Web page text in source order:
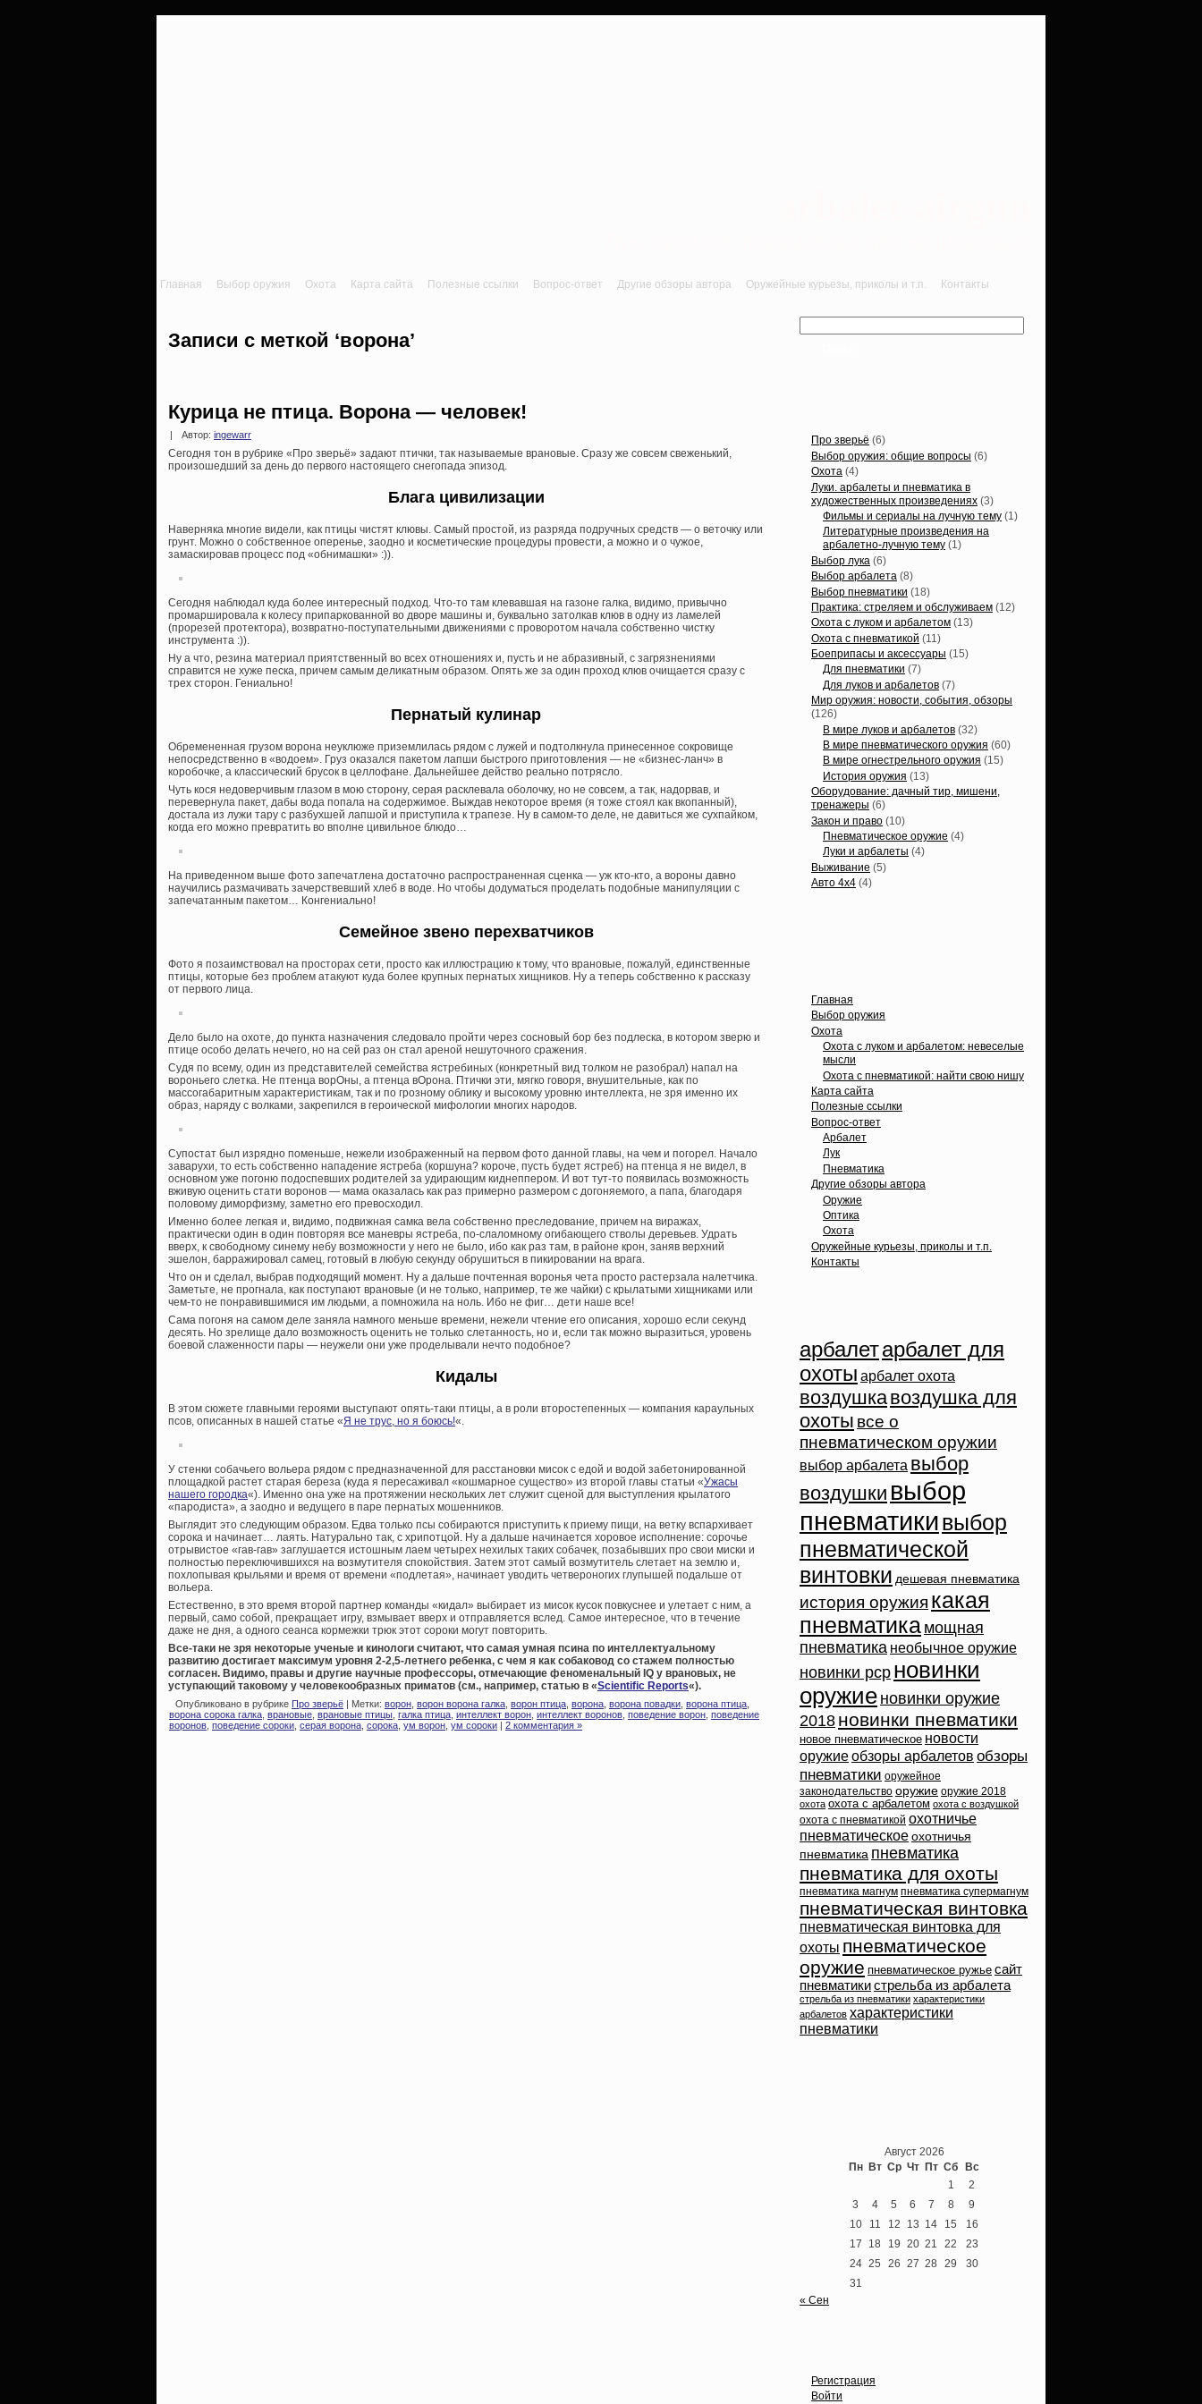
Главная Выбор оружия Охота Карта сайта Полезные ссылки Вопрос-ответ Другие обзоры автора Оружейные курьезы, приколы и т.п. Контакты
Записи с меткой ‘ворона’
Курица не птица. Ворона — человек!
Автор: ingewarr
Сегодня тон в рубрике «Про зверьё» задают птички, так называемые врановые. Сразу же совсем свеженький,
произошедший за день до первого настоящего снегопада эпизод.
Блага цивилизации
Наверняка многие видели, как птицы чистят клювы. Самый простой, из разряда подручных средств — о веточку или
грунт. Можно о собственное оперенье, заодно и косметические процедуры провести, а можно и о чужое,
замаскировав процесс под «обнимашки» :)).
Сегодня наблюдал куда более интересный подход. Что-то там клевавшая на газоне галка, видимо, привычно
промаршировала к колесу припаркованной во дворе машины и, буквально затолкав клюв в одну из ламелей
(прорезей протектора), возвратно-поступательными движениями с проворотом начала собственно чистку
инструмента :)).
Ну а что, резина материал приятственный во всех отношениях и, пусть и не абразивный, с загрязнениями
справится не хуже песка, причем самым деликатным образом. Опять же за один проход клюв очищается сразу с
трех сторон. Гениально!
Пернатый кулинар
Обремененная грузом ворона неуклюже приземлилась рядом с лужей и подтолкнула принесенное сокровище
непосредственно в «водоем». Груз оказался пакетом лапши быстрого приготовления — не «бизнес-ланч» в
коробочке, а классический брусок в целлофане. Дальнейшее действо реально потрясло.
Чуть кося недоверчивым глазом в мою сторону, серая расклевала оболочку, но не совсем, а так, надорвав, и
перевернула пакет, дабы вода попала на содержимое. Выждав некоторое время (я тоже стоял как вкопанный),
достала из лужи тару с разбухшей лапшой и приступила к трапезе. Ну в самом-то деле, не давиться же сухпайком,
когда его можно превратить во вполне цивильное блюдо…
На приведенном выше фото запечатлена достаточно распространенная сценка — уж кто-кто, а вороны давно
научились размачивать зачерствевший хлеб в воде. Но чтобы додуматься проделать подобные манипуляции с
запечатанным пакетом… Конгениально!
Семейное звено перехватчиков
Фото я позаимствовал на просторах сети, просто как иллюстрацию к тому, что врановые, пожалуй, единственные
птицы, которые без проблем атакуют куда более крупных пернатых хищников. Ну а теперь собственно к рассказу
от первого лица.
Дело было на охоте, до пункта назначения следовало пройти через сосновый бор без подлеска, в котором зверю и
птице особо делать нечего, но на сей раз он стал ареной нешуточного сражения.
Судя по всему, один из представителей семейства ястребиных (конкретный вид толком не разобрал) напал на
вороньего слетка. Не птенца ворОны, а птенца вОрона. Птички эти, мягко говоря, внушительные, как по
массогабаритным характеристикам, так и по грозному облику и высокому уровню интеллекта, не зря именно их
образ, наряду с волками, закрепился в героической мифологии многих народов.
Супостат был изрядно поменьше, нежели изображенный на первом фото данной главы, на чем и погорел. Начало
заварухи, то есть собственно нападение ястреба (коршуна? короче, пусть будет ястреб) на птенца я не видел, в
основном уже погоню подоспевших родителей за удирающим киднеппером. И вот тут-то появилась возможность
вживую оценить стати воронов — мама оказалась как раз примерно размером с догоняемого, а папа, благодаря
половому диморфизму, заметно его превосходил.
Именно более легкая и, видимо, подвижная самка вела собственно преследование, причем на виражах,
практически один в один повторяя все маневры ястреба, по-слаломному огибающего стволы деревьев. Удрать
вверх, к свободному синему небу возможности у него не было, ибо как раз там, в районе крон, заняв верхний
эшелон, барражировал самец, готовый в любую секунду обрушиться в пикировании на врага.
Что он и сделал, выбрав подходящий момент. Ну а дальше почтенная воронья чета просто растерзала налетчика.
Заметьте, не прогнала, как поступают врановые (и не только, например, те же чайки) с крылатыми хищниками или
чем-то не понравившимися им людьми, а помножила на ноль. Ибо не фиг… дети наше все!
Сама погоня на самом деле заняла намного меньше времени, нежели чтение его описания, хорошо если секунд
десять. Но зрелище дало возможность оценить не только слетанность, но и, если так можно выразиться, уровень
боевой слаженности пары — неужели они уже проделывали нечто подобное?
Кидалы
В этом сюжете главными героями выступают опять-таки птицы, а в роли второстепенных — компания караульных
псов, описанных в нашей статье «Я не трус, но я боюсь!«.
У стенки собачьего вольера рядом с предназначенной для расстановки мисок с едой и водой забетонированной
площадкой растет старая береза (куда я пересаживал «кошмарное существо» из второй главы статьи «Ужасы
нашего городка«). Именно она уже на протяжении нескольких лет служит сценой для выступления крылатого
«пародиста», а заодно и ведущего в паре пернатых мошенников.
Выглядит это следующим образом. Едва только псы собираются приступить к приему пищи, на ветку вспархивает
сорока и начинает… лаять. Натурально так, с хрипотцой. Ну а дальше начинается хоровое исполнение: сорочье
отрывистое «гав-гав» заглушается истошным лаем четырех нехилых таких собачек, позабывших про свои миски и
полностью переключившихся на возмутителя спокойствия. Затем этот самый возмутитель слетает на землю и,
похлопывая крыльями и время от времени «подлетая», начинает уводить четвероногих глупышей подальше от
вольера.
Естественно, в это время второй партнер команды «кидал» выбирает из мисок кусок повкуснее и улетает с ним, а
первый, само собой, прекращает игру, взмывает вверх и отправляется вслед. Самое интересное, что в течение
даже не дня, а одного сеанса кормежки трюк этот сороки могут повторить.
Все-таки не зря некоторые ученые и кинологи считают, что самая умная псина по интеллектуальному
развитию достигает максимум уровня 2-2,5-летнего ребенка, с чем я как собаковод со стажем полностью
согласен. Видимо, правы и другие научные профессоры, отмечающие феноменальный IQ у врановых, не
уступающий таковому у человекообразных приматов (см., например, статью в «Scientific Reports«).
Опубликовано в рубрике Про зверьё | Метки: ворон ворон ворона галка ворон птица ворона ворона повадки ворона птица
ворона сорока галка врановые врановые птицы галка птица интеллект ворон интеллект воронов поведение ворон поведение
воронов поведение сороки серая ворона сорока ум ворон ум сороки 2 комментария »
Про зверьё (6)
Выбор оружия: общие вопросы (6)
Охота (4)
Луки. арбалеты и пневматика в
художественных произведениях (3)
Фильмы и сериалы на лучную тему (1)
Литературные произведения на
арбалетно-лучную тему (1)
Выбор лука (6)
Выбор арбалета (8)
Выбор пневматики (18)
Практика: стреляем и обслуживаем (12)
Охота с луком и арбалетом (13)
Охота с пневматикой (11)
Боеприпасы и аксессуары (15)
Для пневматики (7)
Для луков и арбалетов (7)
Мир оружия: новости, события, обзоры
(126)
В мире луков и арбалетов (32)
В мире пневматического оружия (60)
В мире огнестрельного оружия (15)
История оружия (13)
Оборудование: дачный тир, мишени,
тренажеры (6)
Закон и право (10)
Пневматическое оружие (4)
Луки и арбалеты (4)
Выживание (5)
Авто 4х4 (4)
Главная
Выбор оружия
Охота
Охота с луком и арбалетом: невеселые
мысли
Охота с пневматикой: найти свою нишу
Карта сайта
Полезные ссылки
Вопрос-ответ
Арбалет
Лук
Пневматика
Другие обзоры автора
Оружие
Оптика
Охота
Оружейные курьезы, приколы и т.п.
Контакты
арбалетарбалет для
охоты арбалет охота
воздушкавоздушка для
охоты все о
пневматическом оружии
выбор арбалета выбор
воздушки выбор
пневматикивыбор
пневматической
винтовки дешевая пневматика
история оружия какая
пневматика мощная
пневматика необычное оружие
новинки pcp новинки
оружие новинки оружие
2018 новинки пневматики
новое пневматическое новости
оружиеобзоры арбалетов обзоры
пневматики оружейное
законодательство оружие оружие 2018
охота охота с арбалетом охота с воздушкой
охота с пневматикой охотничье
пневматическое охотничья
пневматика пневматика
пневматика для охоты
пневматика магнум пневматика супермагнум
пневматическая винтовка
пневматическая винтовка для
охоты пневматическое
оружие пневматическое ружье сайт
пневматикистрельба из арбалета
стрельба из пневматики характеристики
арбалетов характеристики
пневматики
Август 2026
Пн Вт Ср Чт Пт Сб Вс
1
2
3
4 5 6 7 8
9
10
11 12 13 14 15
16
17
18 19 20 21 22
23
24 25 26 27 28 29
30
31
« Сен
Регистрация
Войти